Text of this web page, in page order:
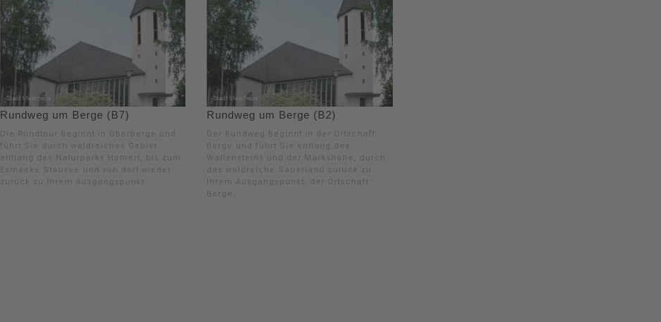
Rundweg um Berge (B7)
Die Rundtour beginnt in Oberberge und
führt Sie durch waldreiches Gebiet
entlang des Naturparks Homert, bis zum
Esmecke Stausee und von dort wieder
zurück zu Ihrem Ausgangspunkt.
Rundweg um Berge (B2)
Der Rundweg beginnt in der Ortschaft
Berge und führt Sie entlang des
Wallensteins und der Markshöhe, durch
das waldreiche Sauerland zurück zu
Ihrem Ausgangspunkt, der Ortschaft
Berge.